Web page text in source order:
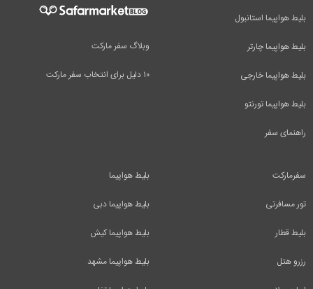
وبلاگ سفر مارکت
۱۰ دلیل برای انتخاب سفر مارکت
بلیط هواپیما استانبول
بلیط هواپیما چارتر
بلیط هواپیما خارجی
بلیط هواپیما تورنتو
راهنمای سفر
بلیط هواپیما
بلیط هواپیما دبی
بلیط هواپیما کیش
بلیط هواپیما مشهد
سفرمارکت
تور مسافرتی
بلیط قطار
رزرو هتل